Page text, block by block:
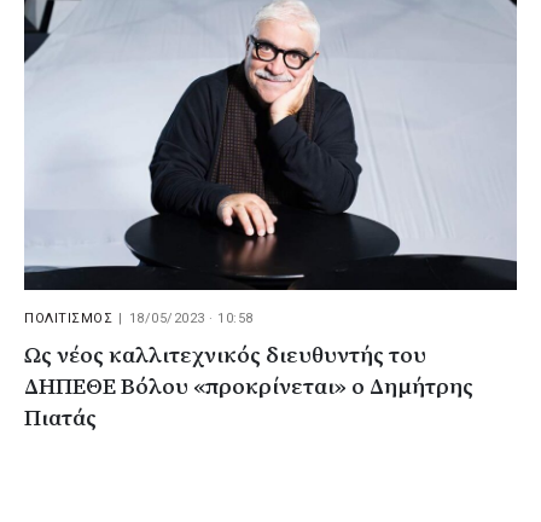
ΠΟΛΙΤΙΣΜΟΣ 18/05/2023 · 10:58
Ως νέος καλλιτεχνικός διευθυντής του
ΔΗΠΕΘΕ Βόλου «προκρίνεται» ο Δημήτρης
Πιατάς